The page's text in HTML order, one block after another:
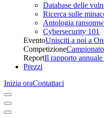
Database delle
Ricerca sulle
Antologia
Cybersecurity 101
EventoUnisciti a noi a
Competizione
ReportIl rapporto
Prezzi
Inizia oraContattaci